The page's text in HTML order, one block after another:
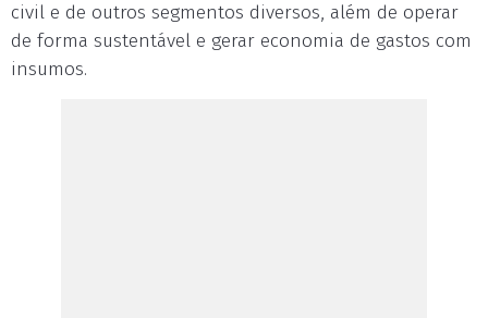
civil e de outros segmentos diversos, além de operar
de forma sustentável e gerar economia de gastos com
insumos.